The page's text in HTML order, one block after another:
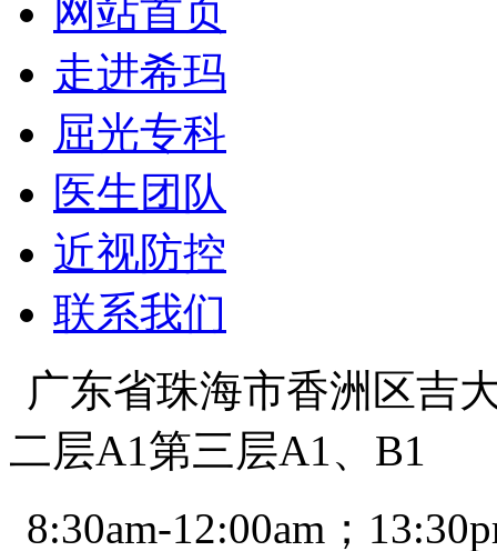
网站首页
走进希玛
屈光专科
医生团队
近视防控
联系我们
广东省珠海市香洲区吉
二层A1第三层A1、B1
8:30am-12:00am；